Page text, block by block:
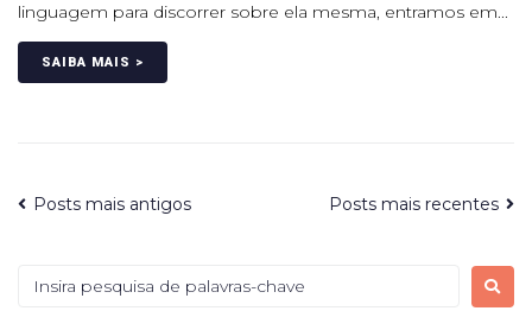
linguagem para discorrer sobre ela mesma, entramos em...
SAIBA MAIS >
Posts mais antigos Posts mais recentes